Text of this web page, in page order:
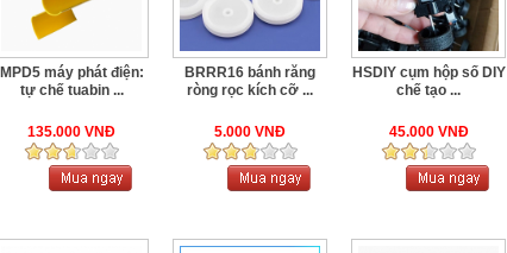
MPD5 máy phát điện:
tự chế tuabin ...
135.000 VNĐ
BRRR16 bánh răng
ròng rọc kích cỡ ...
5.000 VNĐ
HSDIY cụm hộp số DIY
chế tạo ...
45.000 VNĐ